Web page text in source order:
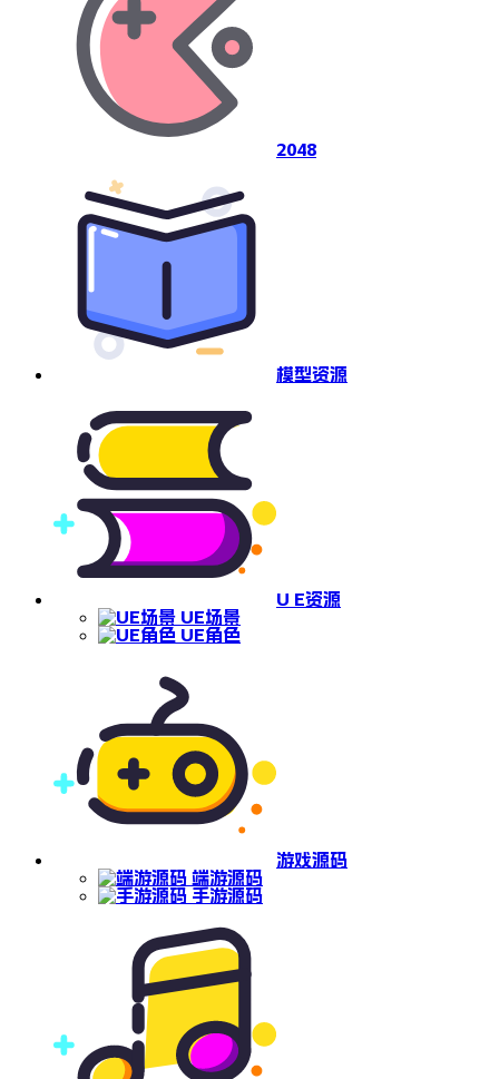
2048
模型资源
U E资源
UE场景
UE角色
游戏源码
端游源码
手游源码